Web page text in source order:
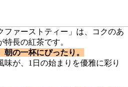
ファーストティー」は、コクのあ
長の紅茶です。
の一杯にぴったり。
味が、1日の始まりを優雅に彩り